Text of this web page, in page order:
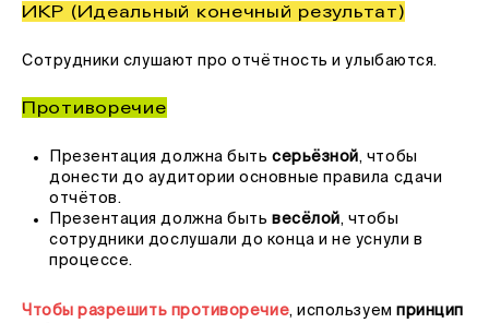
ИКР (Идеальный конечный результат)
Сотрудники слушают про отчётность и улыбаются.
Противоречие
Презентация должна быть серьёзной, чтобы
донести до аудитории основные правила сдачи
отчётов.
Презентация должна быть весёлой, чтобы
сотрудники дослушали до конца и не уснули в
процессе.
Чтобы разрешить противоречие, используемпринцип